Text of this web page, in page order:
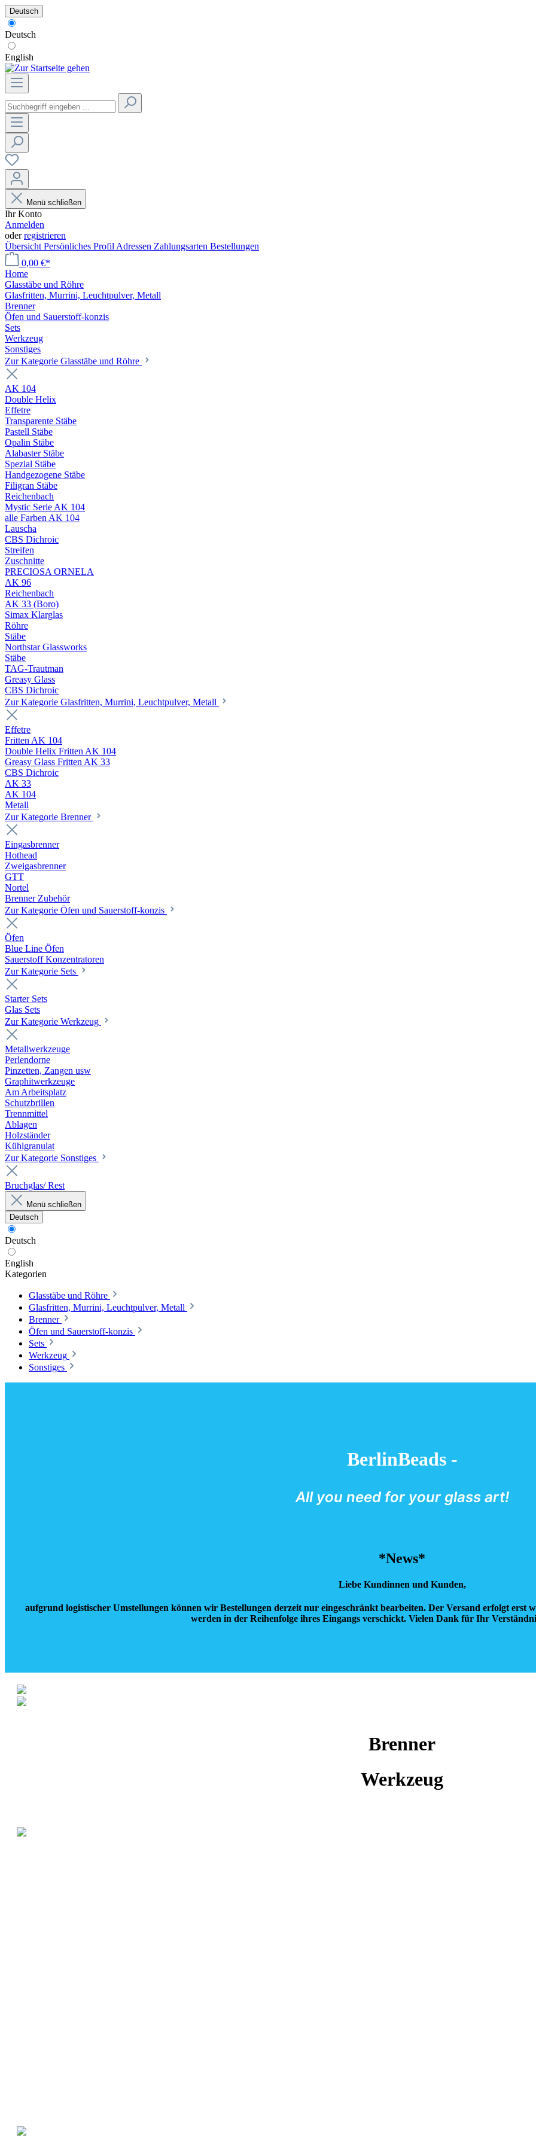
Deutsch
Deutsch
English
Menü schließen
Ihr Konto
Anmelden
oderregistrieren
Übersicht Persönliches Profil Adressen Zahlungsarten Bestellungen
0,00 €*
Home
Glasstäbe und Röhre
Glasfritten, Murrini, Leuchtpulver, Metall
Brenner
Öfen und Sauerstoff-konzis
Sets
Werkzeug
Sonstiges
Zur Kategorie Glasstäbe und Röhre
AK 104
Double Helix
Effetre
Transparente Stäbe
Pastell Stäbe
Opalin Stäbe
Alabaster Stäbe
Spezial Stäbe
Handgezogene Stäbe
Filigran Stäbe
Reichenbach
Mystic Serie AK 104
alle Farben AK 104
Lauscha
CBS Dichroic
Streifen
Zuschnitte
PRECIOSA ORNELA
AK 96
Reichenbach
AK 33 (Boro)
Simax Klarglas
Röhre
Stäbe
Northstar Glassworks
Stäbe
TAG-Trautman
Greasy Glass
CBS Dichroic
Zur Kategorie Glasfritten, Murrini, Leuchtpulver, Metall
Effetre
Fritten AK 104
Double Helix Fritten AK 104
Greasy Glass Fritten AK 33
CBS Dichroic
AK 33
AK 104
Metall
Zur Kategorie Brenner
Eingasbrenner
Hothead
Zweigasbrenner
GTT
Nortel
Brenner Zubehör
Zur Kategorie Öfen und Sauerstoff-konzis
Öfen
Blue Line Öfen
Sauerstoff Konzentratoren
Zur Kategorie Sets
Starter Sets
Glas Sets
Zur Kategorie Werkzeug
Metallwerkzeuge
Perlendorne
Pinzetten, Zangen usw
Graphitwerkzeuge
Am Arbeitsplatz
Schutzbrillen
Trennmittel
Ablagen
Holzständer
Kühlgranulat
Zur Kategorie Sonstiges
Bruchglas/ Rest
Menü schließen
Deutsch
Deutsch
English
Kategorien
Glasstäbe und Röhre
Glasfritten, Murrini, Leuchtpulver, Metall
Brenner
Öfen und Sauerstoff-konzis
Sets
Werkzeug
Sonstiges
BerlinBeads -
All you need for your glass art!
*News*
Liebe Kundinnen und Kunden,
aufgrund logistischer Umstellungen können wir Bestellungen derzeit nur eingeschränkt bearbeiten. Der Versand erfolgt erst
werden in der Reihenfolge ihres Eingangs verschickt. Vielen Dank für Ihr
Brenner
Werkzeug